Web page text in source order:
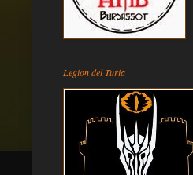
Legion del Turia